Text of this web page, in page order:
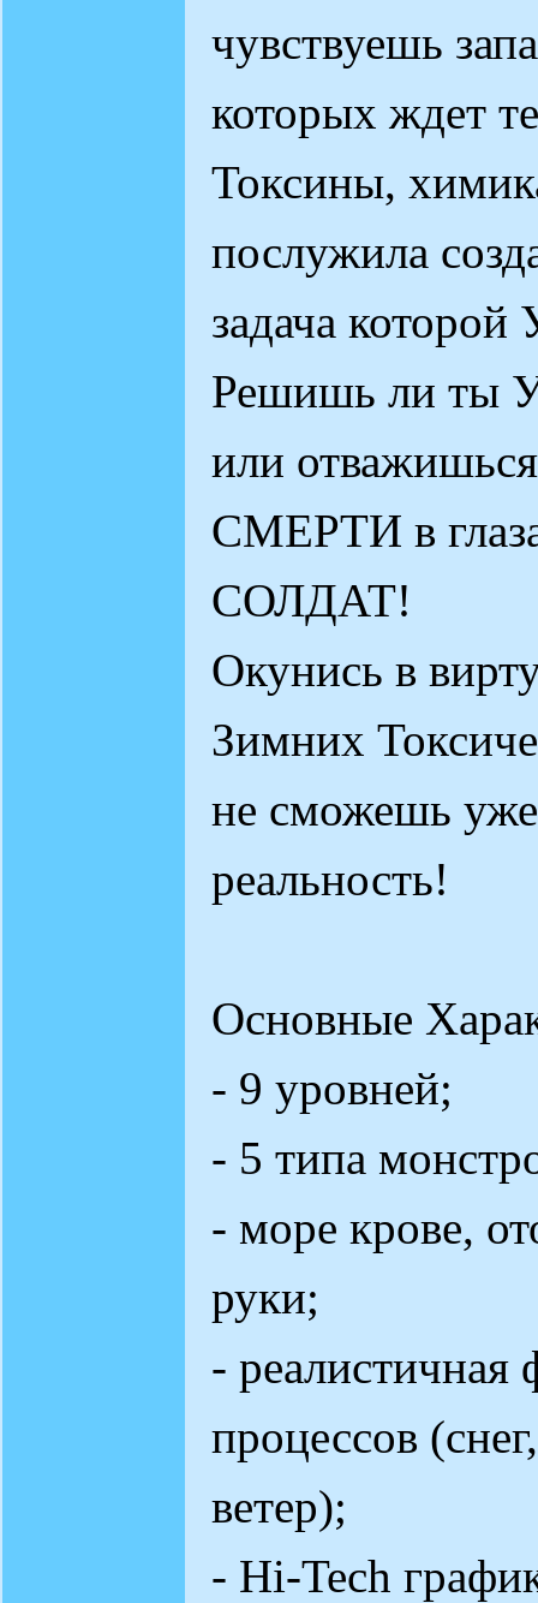
чувствуешь
которых ждет
Токсины,
послужила
задача
Решишь ли ты
или
СМЕРТИ в
СОЛДАТ!
Окунись в
Зимних
не сможешь
реальность!
Основные
- 9 уровней;
- 5 типа
- море крове,
руки;
-
процессов
ветер);
- Hi-Tech